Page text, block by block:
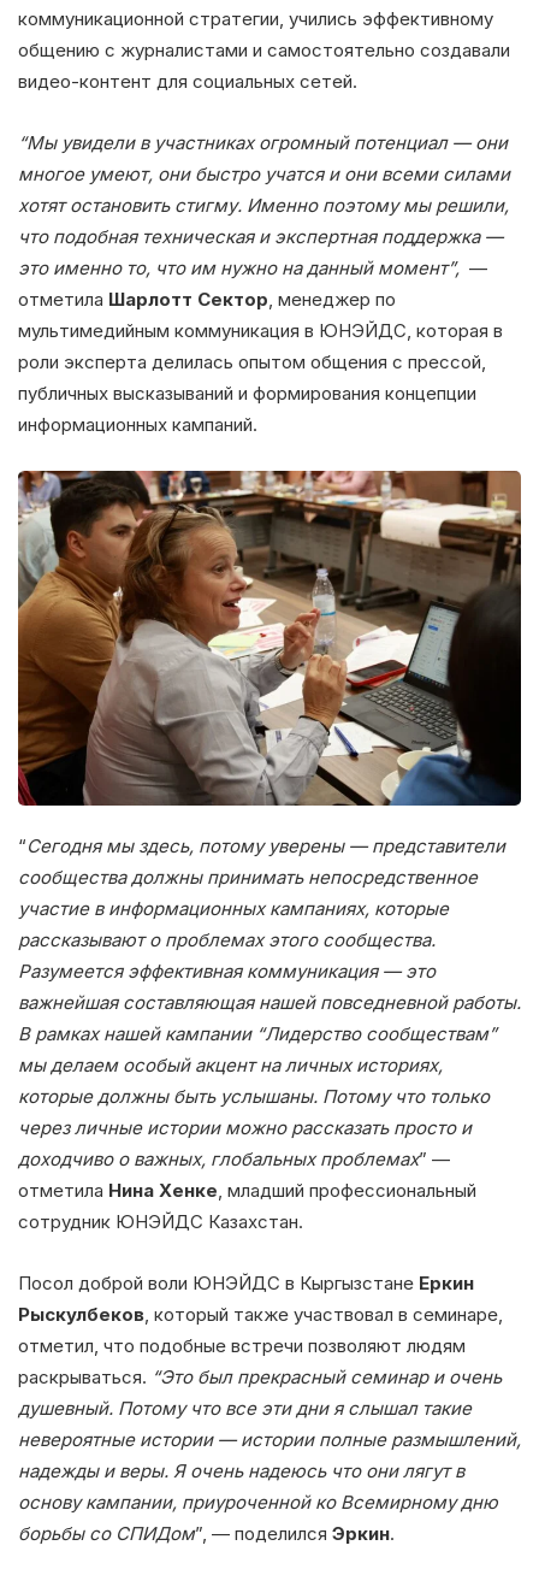
коммуникационной стратегии, учились эффективному
общению с журналистами и самостоятельно создавали
видео-контент для социальных сетей.
“Мы увидели в участниках огромный потенциал — они
многое умеют, они быстро учатся и они всеми силами
хотят остановить стигму. Именно поэтому мы решили,
что подобная техническая и экспертная поддержка —
это именно то, что им нужно на данный момент”, —
отметила Шарлотт Сектор , менеджер по
мультимедийным коммуникация в ЮНЭЙДС, которая в
роли эксперта делилась опытом общения с прессой,
публичных высказываний и формирования концепции
информационных кампаний.
“Сегодня мы здесь, потому уверены — представители
сообщества должны принимать непосредственное
участие в информационных кампаниях, которые
рассказывают о проблемах этого сообщества.
Разумеется эффективная коммуникация — это
важнейшая составляющая нашей повседневной работы.
В рамках нашей кампании “Лидерство сообществам”
мы делаем особый акцент на личных историях,
которые должны быть услышаны. Потому что только
через личные истории можно рассказать просто и
доходчиво о важных, глобальных проблемах” —
отметила Нина Хенке , младший профессиональный
сотрудник ЮНЭЙДС Казахстан.
Посол доброй воли ЮНЭЙДС в Кыргызстане Еркин
Рыскулбеков , который также участвовал в семинаре,
отметил, что подобные встречи позволяют людям
раскрываться. “Это был прекрасный семинар и очень
душевный. Потому что все эти дни я слышал такие
невероятные истории — истории полные размышлений,
надежды и веры. Я очень надеюсь что они лягут в
основу кампании, приуроченной ко Всемирному дню
борьбы со СПИДом”, — поделился Эркин.